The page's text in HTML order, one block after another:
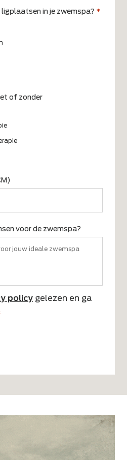
ligplaatsen in je zwemspa? *
of zonder
voor de zwemspa?
policy gelezen en ga